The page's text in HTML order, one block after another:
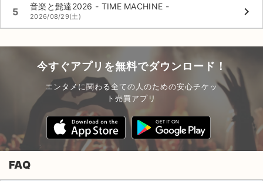
5 音楽と髭達2026 - TIME MACHINE -
2026/08/29(土) keyboard_arrow_right
今すぐアプリを無料でダウンロード！
エンタメに関わる全ての人のための安心チケッ
ト売買アプリ
FAQ